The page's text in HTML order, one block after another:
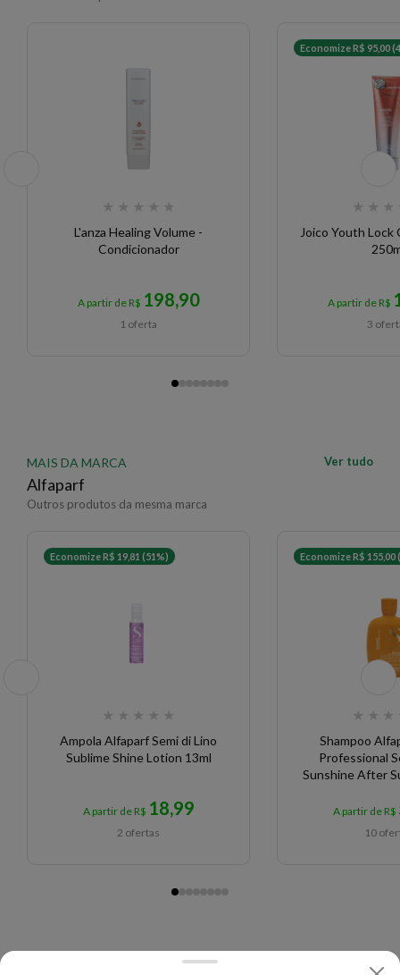
★ ★ ★ ★ ★
L'anza Healing Volume -
Condicionador
A partir de R$ 198,90
1 oferta
Economize R$ 95,00
★ ★ ★
Joico Youth Lock
A partir de R$
3
MAIS DA MARCA
Alfaparf
Outros produtos da mesma marca
Ver tudo
Economize R$ 19,81 (51%)
★ ★ ★ ★ ★
Ampola Alfaparf Semi di Lino
Sublime Shine Lotion 13ml
A partir de R$ 18,99
2 ofertas
Economize R$ 155,00
★ ★ ★
Shampoo
Professional
Sunshine After
A partir de R$
10